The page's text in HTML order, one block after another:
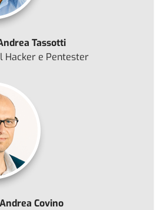
Tassotti
Hacker e Pentester
Andrea Covino